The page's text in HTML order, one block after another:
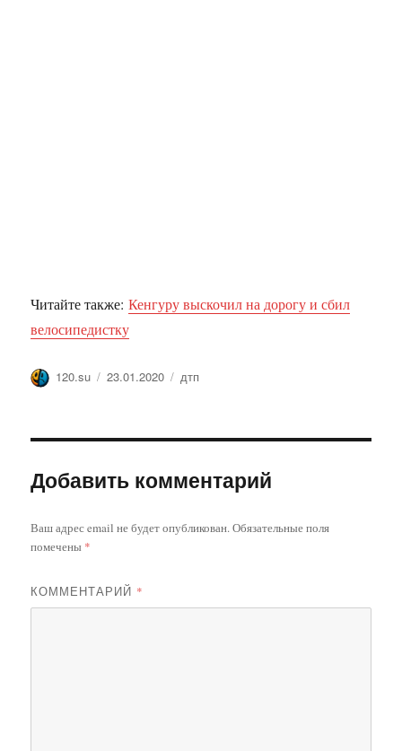
Читайте также:Кенгуру выскочил на дорогу и сбил
велосипедистку
Автор
120.su Опубликовано
23.01.2020 Метки
дтп
Добавить комментарий
Ваш адрес email не будет опубликован. Обязательные поля
помечены *
КОММЕНТАРИЙ *